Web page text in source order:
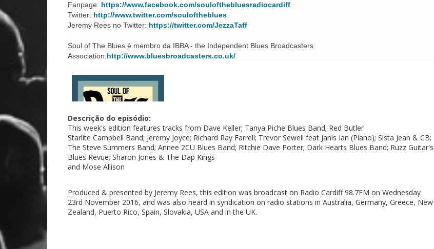
Fanpage: https://www.facebook.com/soulofthebluesradiocardiff
Twitter: http://www.twitter.com/souloftheblues
Jeremy Rees no Twitter: https://twitter.com/JezzaTaff
Soul of The Blues é membro da IBBA - the Independent Blues Broadcasters
Association:http://www.bluesbroadcasters.co.uk/
Descrição do episódio:
This week's edition features tracks from Dave Keller; Tanya Piche Blues Band; Red Butler
Starlite Campbell Band; Jeremy Joyce; Richard Ray Farrell; Trevor Sewell feat Janis Ian (Piano); Sista Jean & CB;
The Steve Summers Band; Annee 2CU Blues Band; Ritchie Dave Porter; Dark Hearts Blues Band; Ruzz Guitar's
Blues Revue; Sharon Jones & The Dap Kings
and Mose Allison
Produced & presented by Jeremy Rees, this edition was broadcast on Radio Cardiff 98.7FM on Wednesday
23rd November 2016, and was also heard in syndication on radio stations in Australia, Germany, Greece, New
Zealand, Puerto Rico, Spain, Slovakia, USA and in the UK.